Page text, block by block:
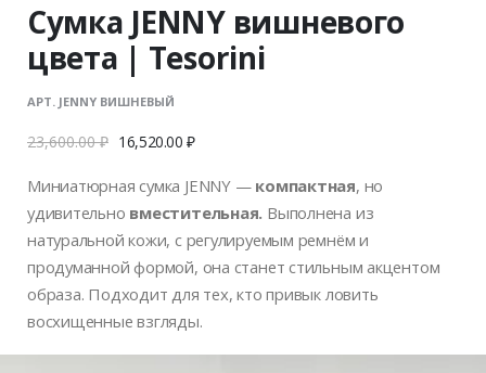
Сумка JENNY вишневого
цвета | Tesorini
АРТ. JENNY ВИШНЕВЫЙ
23,600.00₽ 16,520.00 ₽
Миниатюрная сумка JENNY —компактная, но
удивительно вместительная. Выполнена из
натуральной кожи, с регулируемым ремнём и
продуманной формой, она станет стильным акцентом
образа. Подходит для тех, кто привык ловить
восхищенные взгляды.